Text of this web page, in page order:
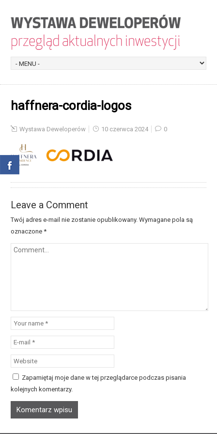
haffnera-cordia-logos
Wystawa Deweloperów 10 czerwca 2024 0
Leave a Comment
Twój adres e-mail nie zostanie opublikowany. Wymagane pola są
oznaczone*
Zapamiętaj moje dane w tej przeglądarce podczas pisania
kolejnych komentarzy.